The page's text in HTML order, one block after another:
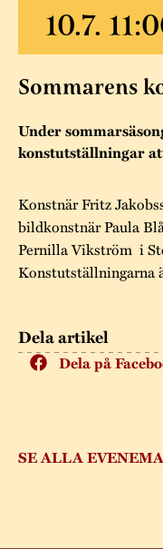
Dela artikel
Dela på
SE ALLA
Sommarens
Under
konstutställningar
Konstnär Fritz
bildkonstnär Paula
Pernilla Vikström i
Konstutställningarna